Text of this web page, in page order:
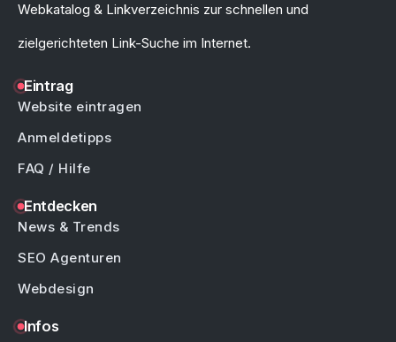
Webkatalog & Linkverzeichnis zur schnellen und
zielgerichteten Link-Suche im Internet.
Eintrag
Website eintragen
Anmeldetipps
FAQ / Hilfe
Entdecken
News & Trends
SEO Agenturen
Webdesign
Infos